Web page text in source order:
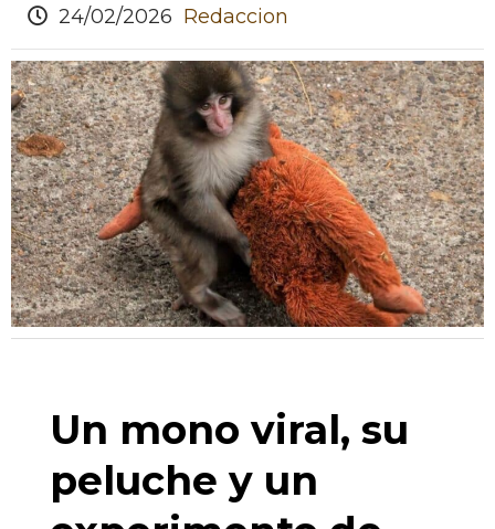
24/02/2026 Redaccion
Un mono viral, su
peluche y un